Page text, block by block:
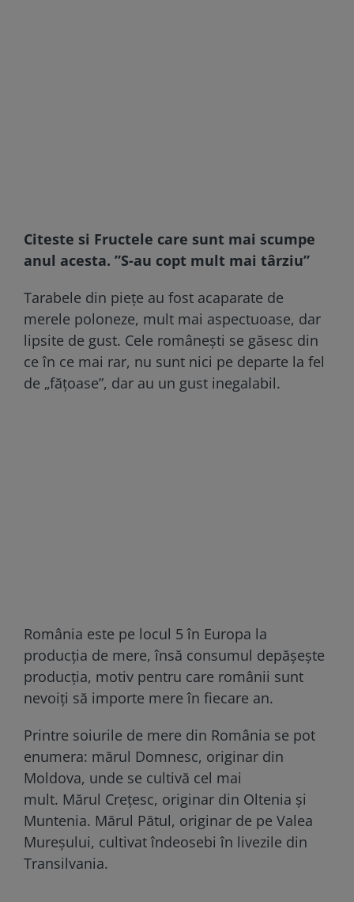
Citeste si Fructele care sunt mai scumpe
anul acesta. ”S-au copt mult mai târziu”
Tarabele din piețe au fost acaparate de
merele poloneze, mult mai aspectuoase, dar
lipsite de gust. Cele românești se găsesc din
ce în ce mai rar, nu sunt nici pe departe la fel
de „fățoase”, dar au un gust inegalabil.
România este pe locul 5 în Europa la
producția de mere, însă consumul depășește
producția, motiv pentru care românii sunt
nevoiți să importe mere în fiecare an.
Printre soiurile de mere din România se pot
enumera: mărul Domnesc, originar din
Moldova, unde se cultivă cel mai
mult. Mărul Crețesc, originar din Oltenia și
Muntenia. Mărul Pătul, originar de pe Valea
Mureșului, cultivat îndeosebi în livezile din
Transilvania.